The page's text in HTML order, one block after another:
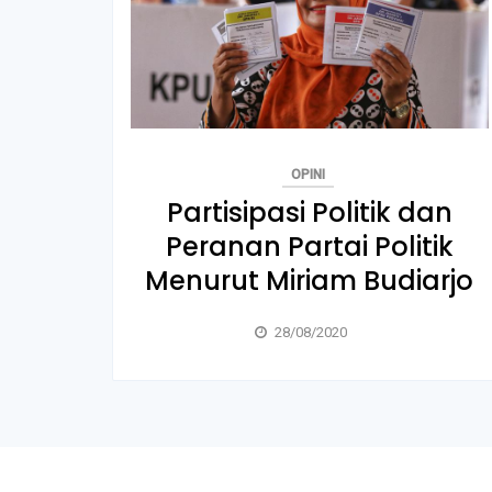
OPINI
Partisipasi Politik dan
Peranan Partai Politik
Menurut Miriam Budiarjo
28/08/2020